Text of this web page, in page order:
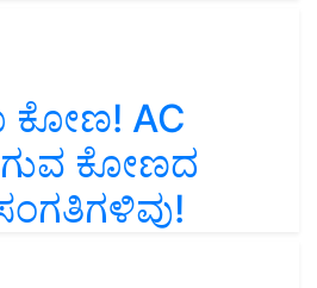
ಕೋಣ! AC
ಕೋಣದ